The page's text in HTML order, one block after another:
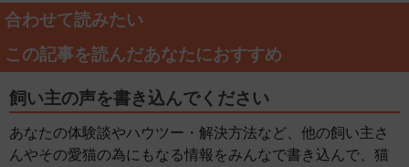
合わせて読みたい
この記事を読んだあなたにおすすめ
飼い主の声を書き込んでください
あなたの体験談やハウツー・解決方法など、他の飼い主さ
んやその愛猫の為にもなる情報をみんなで書き込んで、猫